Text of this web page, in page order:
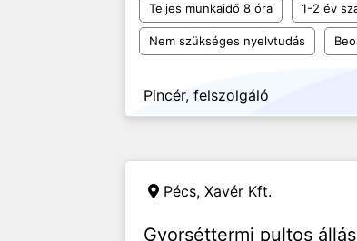
Teljes munkaidő 8 óra 1-2 év
Nem szükséges nyelvtudás
Pincér, felszolgáló
Pécs, Xavér Kft.
Gyorséttermi pultos